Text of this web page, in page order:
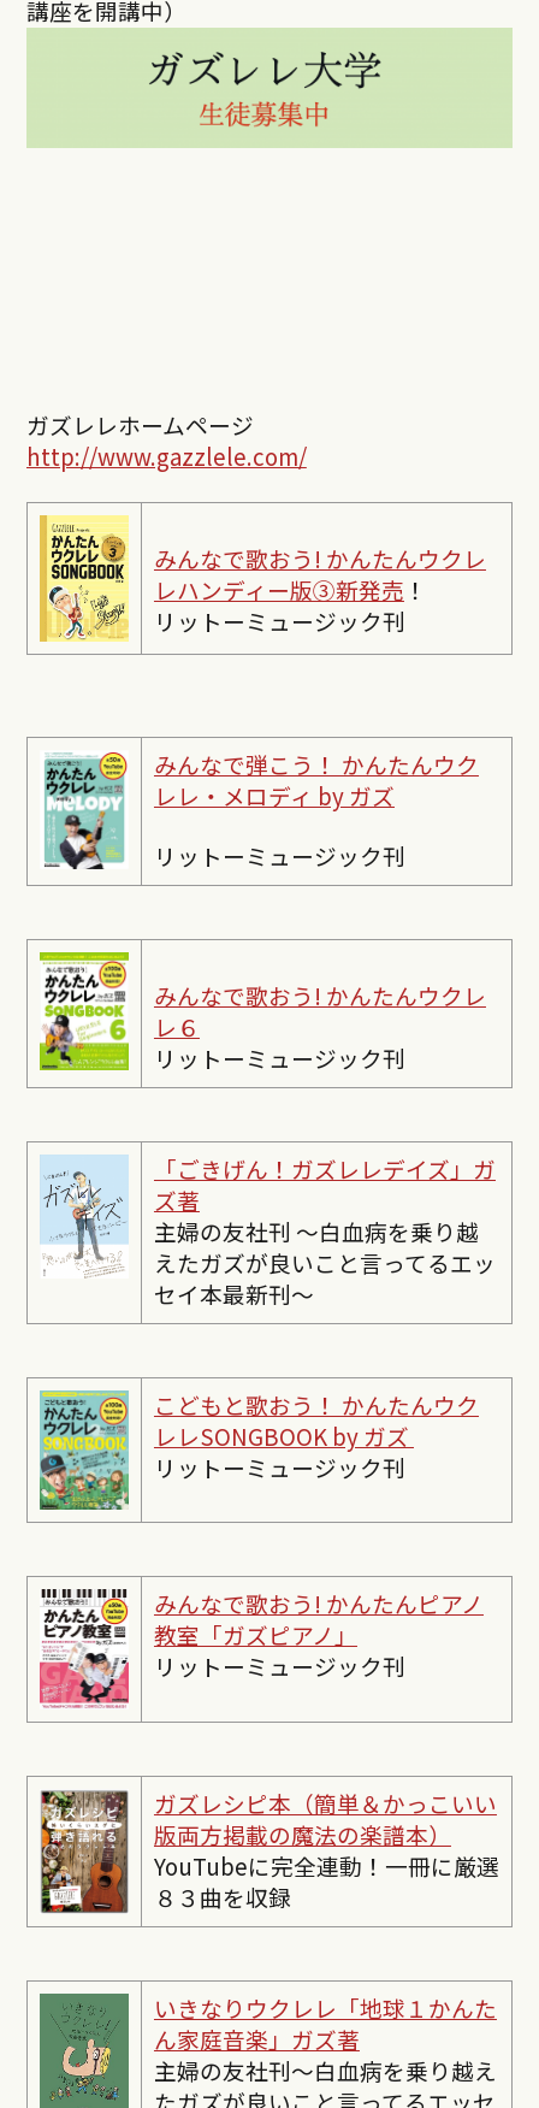
講座を開講中）
ガズレレホームページ
http://www.gazzlele.com/
みんなで歌おう! かんたんウクレ
レハンディー版③新発売 ！
リットーミュージック刊
みんなで弾こう！ かんたんウク
レレ・メロディ by ガズ
リットーミュージック刊
みんなで歌おう! かんたんウクレ
レ６
リットーミュージック刊
「ごきげん！ガズレレデイズ」ガ
ズ著
主婦の友社刊 〜白血病を乗り越
えたガズが良いこと言ってるエッ
セイ本最新刊〜
こどもと歌おう！ かんたんウク
レレSONGBOOK by ガズ
リットーミュージック刊
みんなで歌おう! かんたんピアノ
教室「ガズピアノ」
リットーミュージック刊
ガズレシピ本（簡単＆かっこいい
版両方掲載の魔法の楽譜本）
YouTubeに完全連動！一冊に厳選
８３曲を収録
いきなりウクレレ「地球１かんた
ん家庭音楽」ガズ著
主婦の友社刊〜白血病を乗り越え